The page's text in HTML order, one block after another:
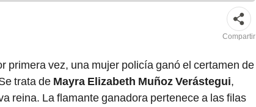
Compartir
primera vez, una mujer policía ganó el certamen de
trata de Mayra Elizabeth Muñoz Verástegui,
reina. La flamante ganadora pertenece a las filas